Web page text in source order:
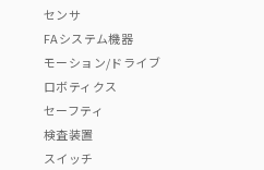
センサ
FAシステム機器
モーション/ドライブ
ロボティクス
セーフティ
検査装置
スイッチ